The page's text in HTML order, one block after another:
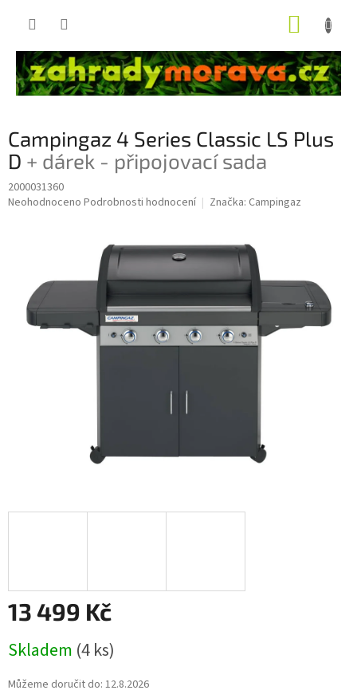
Campingaz 4 Series Classic LS Plus
D + dárek - připojovací sada
2000031360
Průměrné
hvězdiček.
Neohodnoceno Podrobnosti hodnocení Značka: Campingaz
13 499 Kč
cena:
Skladem (4 ks)
Můžeme doručit do: 12.8.2026